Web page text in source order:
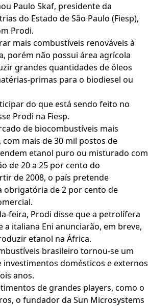
Paulo Skaf, presidente da
do Estado de São Paulo (Fiesp),
Prodi.
mais combustíveis renováveis à
porém não possui área agrícola
grandes quantidades de óleos
primas para o biodiesel ou
do que está sendo feito no
Prodi na Fiesp.
de biocombustíveis mais
mais de 30 mil postos de
etanol puro ou misturado com
de 20 a 25 por cento do
de 2008, o país pretende
de 2 por cento de
feira, Prodi disse que a petrolífera
a italiana Eni anunciarão, em breve,
etanol na África.
brasileiro tornou-se um
investimentos domésticos e externos
anos.
de grandes players, como o
o fundador da Sun Microsystems